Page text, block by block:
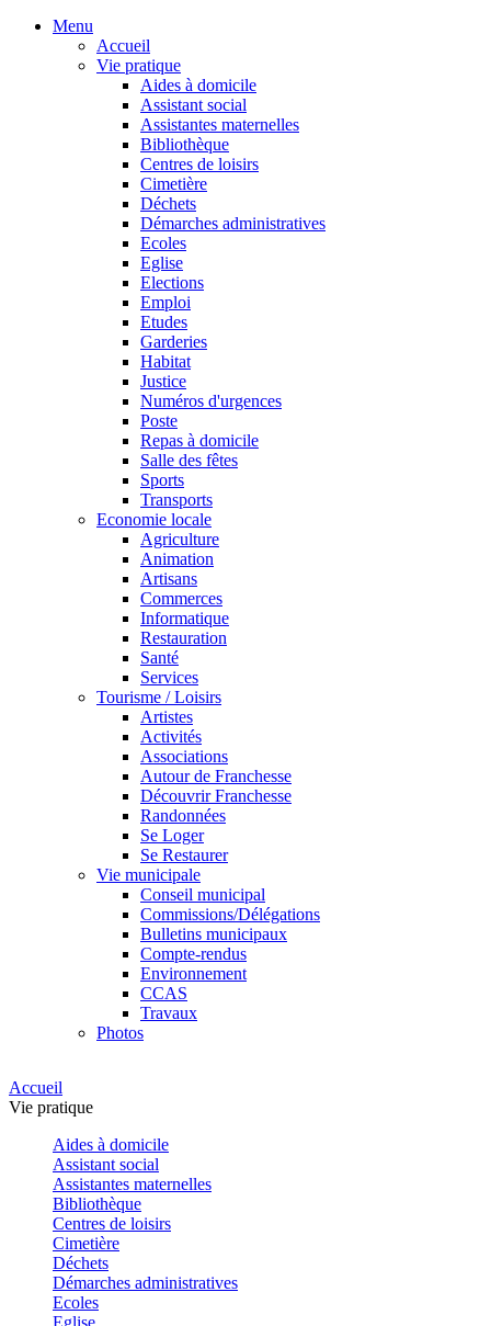
Menu
Accueil
Vie pratique
Aides à domicile
Assistant social
Assistantes maternelles
Bibliothèque
Centres de loisirs
Cimetière
Déchets
Démarches administratives
Ecoles
Eglise
Elections
Emploi
Etudes
Garderies
Habitat
Justice
Numéros d'urgences
Poste
Repas à domicile
Salle des fêtes
Sports
Transports
Economie locale
Agriculture
Animation
Artisans
Commerces
Informatique
Restauration
Santé
Services
Tourisme / Loisirs
Artistes
Activités
Associations
Autour de Franchesse
Découvrir Franchesse
Randonnées
Se Loger
Se Restaurer
Vie municipale
Conseil municipal
Commissions/Délégations
Bulletins municipaux
Compte-rendus
Environnement
CCAS
Travaux
Photos
Accueil
Vie pratique
Aides à domicile
Assistant social
Assistantes maternelles
Bibliothèque
Centres de loisirs
Cimetière
Déchets
Démarches administratives
Ecoles